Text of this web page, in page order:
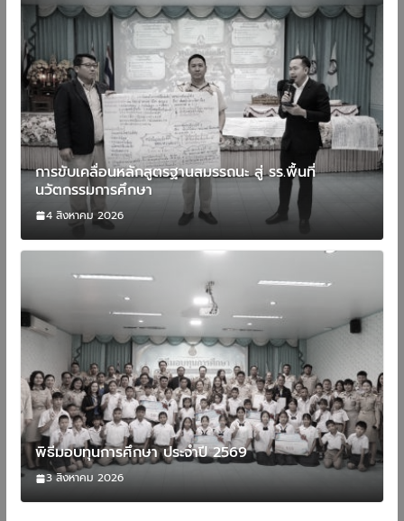
การขับเคลื่อนหลักสูตรฐานสมรรถนะ สู่ รร.พื้นที่
นวัตกรรมการศึกษา
4 สิงหาคม 2026
พิธีมอบทุนการศึกษา ประจำปี 2569
3 สิงหาคม 2026